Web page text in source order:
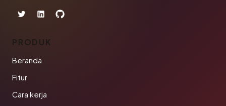
PRODUK
Beranda
Fitur
Cara kerja